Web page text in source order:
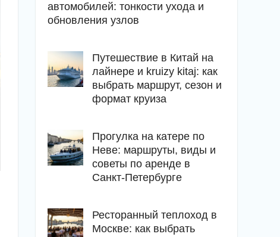
автомобилей: тонкости ухода и
обновления узлов
Путешествие в Китай на
лайнере и kruizy kitaj: как
выбрать маршрут, сезон и
формат круиза
Прогулка на катере по
Неве: маршруты, виды и
советы по аренде в
Санкт-Петербурге
Ресторанный теплоход в
Москве: как выбрать